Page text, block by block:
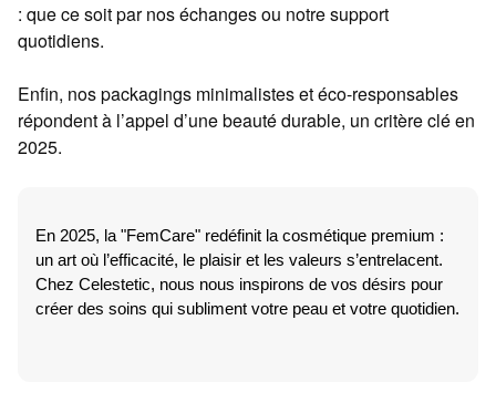
: que ce soit par nos échanges ou notre support
quotidiens.
Enfin, nos packagings minimalistes et éco-responsables
répondent à l’appel d’une beauté durable, un critère clé en
2025.
En 2025, la "FemCare" redéfinit la cosmétique premium :
un art où l’efficacité, le plaisir et les valeurs s’entrelacent.
Chez Celestetic, nous nous inspirons de vos désirs pour
créer des soins qui subliment votre peau et votre quotidien.